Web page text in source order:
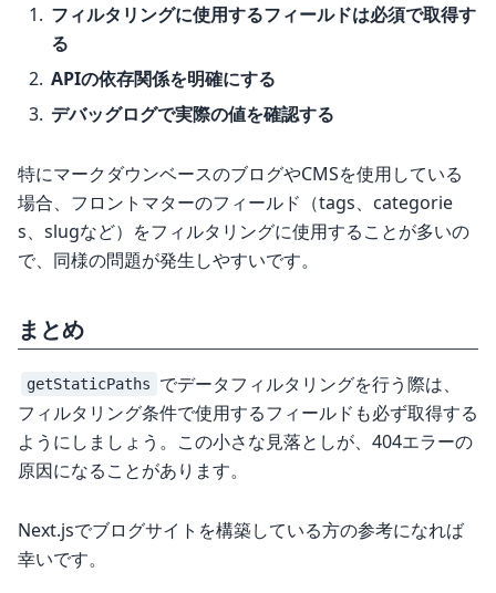
フィルタリングに使用するフィールドは必須で取得す
る
APIの依存関係を明確にする
デバッグログで実際の値を確認する
特にマークダウンベースのブログやCMSを使用している
場合、フロントマターのフィールド（tags、categorie
s、slugなど）をフィルタリングに使用することが多いの
で、同様の問題が発生しやすいです。
まとめ
getStaticPaths
でデータフィルタリングを行う際は、
フィルタリング条件で使用するフィールドも必ず取得する
ようにしましょう。この小さな見落としが、404エラーの
原因になることがあります。
Next.jsでブログサイトを構築している方の参考になれば
幸いです。